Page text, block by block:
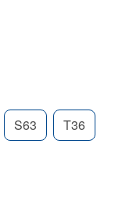
S63 T36